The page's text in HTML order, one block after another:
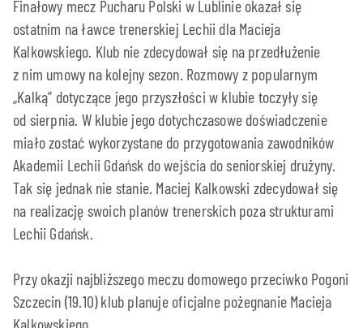
Finałowy mecz Pucharu Polski w Lublinie okazał się
ostatnim na ławce trenerskiej Lechii dla Macieja
Kalkowskiego. Klub nie zdecydował się na przedłużenie
z nim umowy na kolejny sezon. Rozmowy z popularnym
„Kalką” dotyczące jego przyszłości w klubie toczyły się
od sierpnia. W klubie jego dotychczasowe doświadczenie
miało zostać wykorzystane do przygotowania zawodników
Akademii Lechii Gdańsk do wejścia do seniorskiej drużyny.
Tak się jednak nie stanie. Maciej Kalkowski zdecydował się
na realizację swoich planów trenerskich poza strukturami
Lechii Gdańsk.
Przy okazji najbliższego meczu domowego przeciwko Pogoni
Szczecin (19.10) klub planuje oficjalne pożegnanie Macieja
Kalkowskiego.